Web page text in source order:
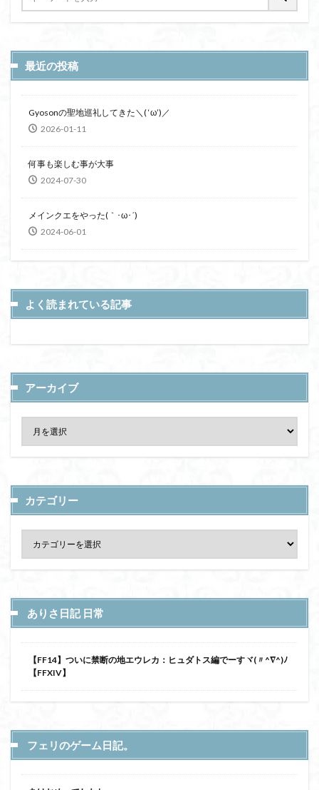
最近の投稿
Gyosonの聖地巡礼してきた＼( ‘ω’)／
2026-01-11
何事も楽しむ事が大事
2024-07-30
メインクエをやった(｀･ω･´)
2024-06-01
よく読まれている記事
アーカイブ
カテゴリー
ありさ日記 日常
【FF14】ついに禁断の地エウレカ：ヒュダトス編でーすヾ(〃^∇^)ﾉ
【FFXIV】
フェリのゲーム日記。